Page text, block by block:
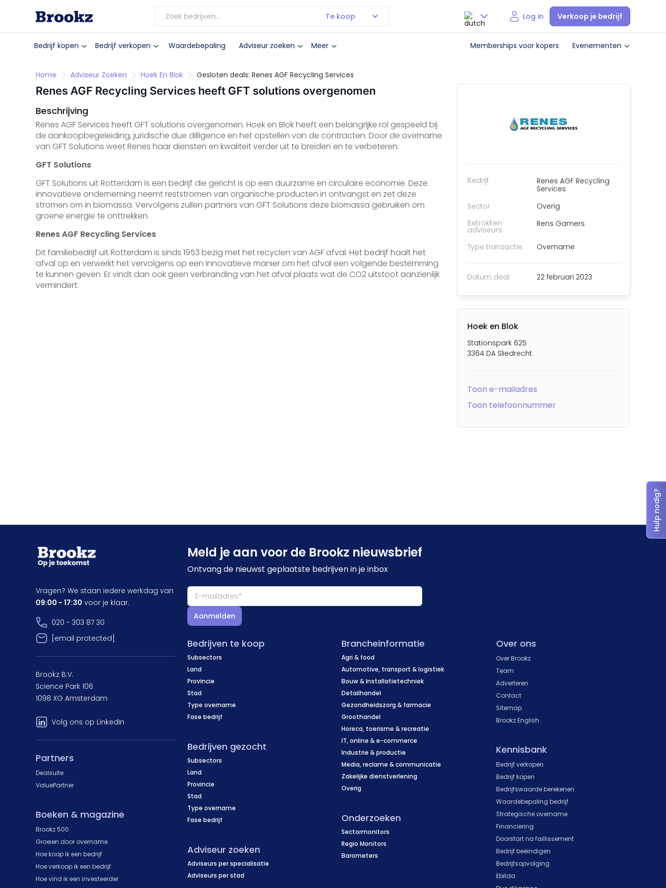
Te koop
Nederlands
Log in Verkoop je bedrijf
Bedrijf kopen Bedrijf verkopen Waardebepaling Adviseur zoeken Meer Memberships voor kopers Evenementen
Home Adviseur Zoeken Hoek En Blok Gesloten deals: Renes AGF Recycling Services
Renes AGF Recycling Services heeft GFT solutions overgenomen
Beschrijving
Renes AGF Services heeft GFT solutions overgenomen. Hoek en Blok heeft een belangrijke rol gespeeld bij
de aankoopbegeleiding, juridische due dilligence en het opstellen van de contracten. Door de overname
van GFT Solutions weet Renes haar diensten en kwaliteit verder uit te breiden en te verbeteren.
GFT Solutions
GFT Solutions uit Rotterdam is een bedrijf die gericht is op een duurzame en circulaire economie. Deze
innovatieve onderneming neemt reststromen van organische producten in ontvangst en zet deze
stromen om in biomassa. Vervolgens zullen partners van GFT Solutions deze biomassa gebruiken om
groene energie te onttrekken.
Renes AGF Recycling Services
Dit familiebedrijf uit Rotterdam is sinds 1953 bezig met het recyclen van AGF afval. Het bedrijf haalt het
afval op en verwerkt het vervolgens op een innovatieve manier om het afval een volgende bestemming
te kunnen geven. Er vindt dan ook geen verbranding van het afval plaats wat de CO2 uitstoot aanzienlijk
vermindert.
Bedrijf
Renes AGF Recycling
Services
Sector
Overig
Betrokken
adviseurs
Rens Gamers
Type transactie Overname
Datum deal 22 februari 2023
Hoek en Blok
Stationspark 625
3364 DA Sliedrecht
Toon e-mailadres
Toon telefoonnummer
Meld je aan voor de Brookz nieuwsbrief
Ontvang de nieuwst geplaatste bedrijven in je inbox
Aanmelden
Bedrijven te koop
Subsectors
Land
Provincie
Stad
Type overname
Fase bedrijf
Bedrijven gezocht
Subsectors
Land
Provincie
Stad
Type overname
Fase bedrijf
Adviseur zoeken
Adviseurs per specialisatie
Adviseurs per stad
Brancheinformatie
Agri & food
Automotive, transport & logistiek
Bouw & Installatietechniek
Detailhandel
Gezondheidszorg & farmacie
Groothandel
Horeca, toerisme & recreatie
IT, online & e-commerce
Industrie & productie
Media, reclame & communicatie
Zakelijke dienstverlening
Overig
Onderzoeken
Sectormonitors
Regio Monitors
Barometers
Over ons
Over Brookz
Team
Adverteren
Contact
Sitemap
Brookz English
Kennisbank
Bedrijf verkopen
Bedrijf kopen
Bedrijfswaarde berekenen
Waardebepaling bedrijf
Strategische overname
Financiering
Doorstart na faillissement
Bedrijf beëindigen
Bedrijfsopvolging
Ebitda
Vragen? We staan iedere werkdag van
09:00 - 17:30 voor je klaar.
020 - 303 87 30
[email protected]
Brookz B.V.
Science Park 106
1098 XG Amsterdam
Volg ons op LinkedIn
Partners
Dealsuite
ValuePartner
Boeken & magazine
Brookz 500
Groeien door overname
Hoe koop ik een bedrijf
Hoe verkoop ik een bedrijf
Hoe vind ik een investeerder
Hulp nodig?